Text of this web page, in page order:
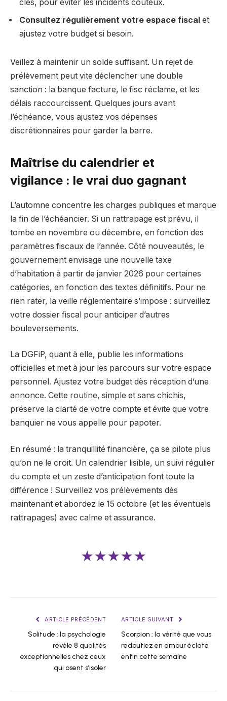
clés, pour éviter les incidents coûteux.
Consultez régulièrement votre espace fiscal et
ajustez votre budget si besoin.
Veillez à maintenir un solde suffisant. Un rejet de
prélèvement peut vite déclencher une double
sanction : la banque facture, le fisc réclame, et les
délais raccourcissent. Quelques jours avant
l’échéance, vous ajustez vos dépenses
discrétionnaires pour garder la barre.
Maîtrise du calendrier et
vigilance : le vrai duo gagnant
L’automne concentre les charges publiques et marque
la fin de l’échéancier. Si un rattrapage est prévu, il
tombe en novembre ou décembre, en fonction des
paramètres fiscaux de l’année. Côté nouveautés, le
gouvernement envisage une nouvelle taxe
d’habitation à partir de janvier 2026 pour certaines
catégories, en fonction des textes définitifs. Pour ne
rien rater, la veille réglementaire s’impose : surveillez
votre dossier fiscal pour anticiper d’autres
bouleversements.
La DGFiP, quant à elle, publie les informations
officielles et met à jour les parcours sur votre espace
personnel. Ajustez votre budget dès réception d’une
annonce. Cette routine, simple et sans chichis,
préserve la clarté de votre compte et évite que votre
banquier ne vous appelle pour papoter.
En résumé : la tranquillité financière, ça se pilote plus
qu’on ne le croit. Un calendrier lisible, un suivi régulier
du compte et un zeste d’anticipation font toute la
différence ! Surveillez vos prélèvements dès
maintenant et abordez le 15 octobre (et les éventuels
rattrapages) avec calme et assurance.
★★★★★
ARTICLE PRÉCÉDENT
Solitude : la psychologie
révèle 8 qualités
exceptionnelles chez ceux
qui osent s’isoler
ARTICLE SUIVANT
Scorpion : la vérité que vous
redoutiez en amour éclate
enfin cette semaine